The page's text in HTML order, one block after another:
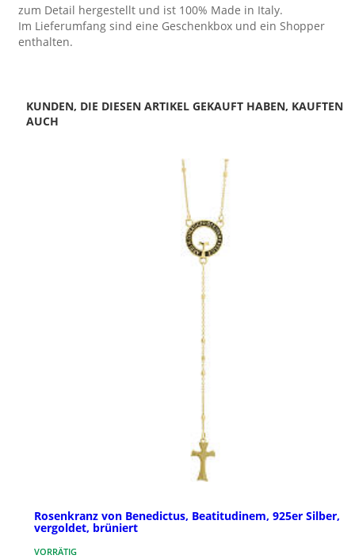
zum Detail hergestellt und ist 100% Made in Italy.
Im Lieferumfang sind eine Geschenkbox und ein Shopper
enthalten.
KUNDEN, DIE DIESEN ARTIKEL GEKAUFT HABEN, KAUFTEN
AUCH
Rosenkranz von Benedictus, Beatitudinem, 925er Silber,
vergoldet, brüniert
VORRÄTIG